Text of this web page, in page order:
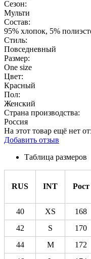
Сезон:
Мульти
Состав:
95% хлопок, 5%
Стиль:
Повседневный
Размер:
One size
Цвет:
Красный
Пол:
Женский
Страна производства:
Россия
На этот товар ещё нет
Добавить отзыв
Таблица размеров
RUS INT Рост
40
XS 168
42
S 170
44
M 172